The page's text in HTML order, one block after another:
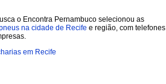
o Encontra Pernambuco selecionou as
na cidade de Recife e região, com telefones
em Recife